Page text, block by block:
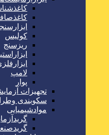
کولیس
ریزسنج
لامپ
پوار
تجهیزات
سکوبندی
موادشیمیایی